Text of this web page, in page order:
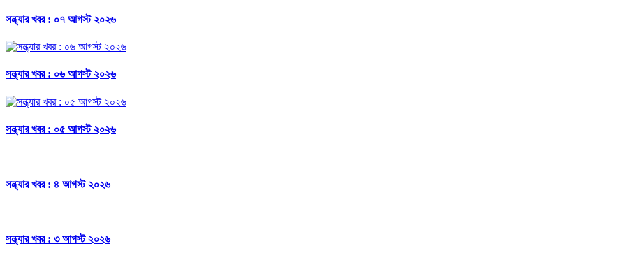
সন্ধ্যার খবর : ০৭ আগস্ট ২০২৬
সন্ধ্যার খবর : ০৬ আগস্ট ২০২৬
সন্ধ্যার খবর : ০৫ আগস্ট ২০২৬
সন্ধ্যার খবর : ৪ আগস্ট ২০২৬
সন্ধ্যার খবর : ৩ আগস্ট ২০২৬